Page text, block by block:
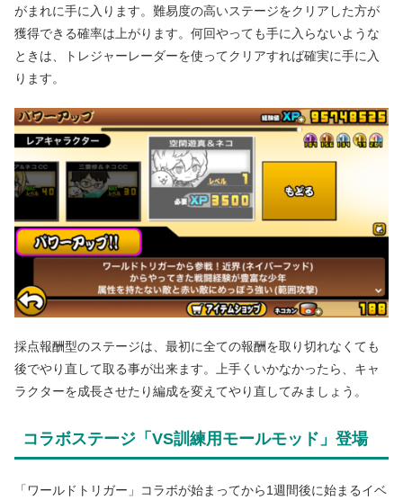
がまれに手に入ります。難易度の高いステージをクリアした方が
獲得できる確率は上がります。何回やっても手に入らないような
ときは、トレジャーレーダーを使ってクリアすれば確実に手に入
ります。
採点報酬型のステージは、最初に全ての報酬を取り切れなくても
後でやり直して取る事が出来ます。上手くいかなかったら、キャ
ラクターを成長させたり編成を変えてやり直してみましょう。
コラボステージ「VS訓練用モールモッド」登場
「ワールドトリガー」コラボが始まってから1週間後に始まるイベ